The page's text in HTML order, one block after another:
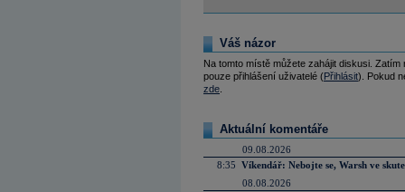
Váš názor
Na tomto místě můžete zahájit diskusi.
pouze přihlášení uživatelé (Přihlásit). Pokud
zde
Aktuální komentáře
09.08.2026
8:35 Víkendář: Nebojte se, Warsh ve
08.08.2026